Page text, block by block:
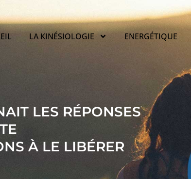
LA KINÉSIOLOGIE ENERGÉTIQUE
LES RÉPONSES
À LE LIBÉRER